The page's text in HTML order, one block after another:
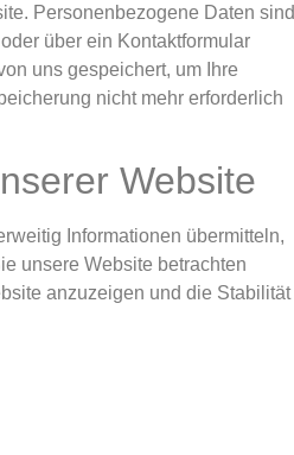
Personenbezogene Daten sind
über ein Kontaktformular
uns gespeichert, um Ihre
nicht mehr erforderlich
Website
Informationen übermitteln,
unsere Website betrachten
anzuzeigen und die Stabilität